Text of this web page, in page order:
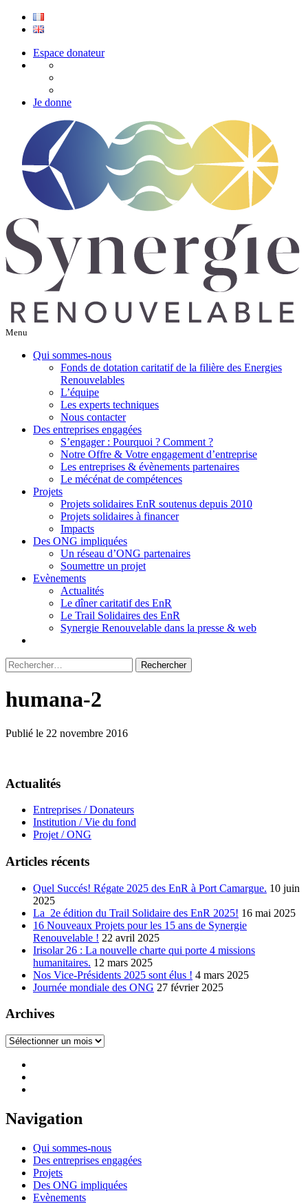
Espace donateur
Je donne
Menu
Qui sommes-nous
Fonds de dotation caritatif de la filière des Energies
Renouvelables
L’équipe
Les experts techniques
Nous contacter
Des entreprises engagées
S’engager : Pourquoi ? Comment ?
Notre Offre & Votre engagement d’entreprise
Les entreprises & évènements partenaires
Le mécénat de compétences
Projets
Projets solidaires EnR soutenus depuis 2010
Projets solidaires à financer
Impacts
Des ONG impliquées
Un réseau d’ONG partenaires
Soumettre un projet
Evènements
Actualités
Le dîner caritatif des EnR
Le Trail Solidaires des EnR
Synergie Renouvelable dans la presse & web
Rechercher :
humana-2
Publié le 22 novembre 2016
Actualités
Entreprises / Donateurs
Institution / Vie du fond
Projet / ONG
Articles récents
Quel Succés! Régate 2025 des EnR à Port Camargue. 10 juin
2025
La 2e édition du Trail Solidaire des EnR 2025! 16 mai 2025
16 Nouveaux Projets pour les 15 ans de Synergie
Renouvelable ! 22 avril 2025
Irisolar 26 : La nouvelle charte qui porte 4 missions
humanitaires. 12 mars 2025
Nos Vice-Présidents 2025 sont élus ! 4 mars 2025
Journée mondiale des ONG 27 février 2025
Archives
Archives
Navigation
Qui sommes-nous
Des entreprises engagées
Projets
Des ONG impliquées
Evènements